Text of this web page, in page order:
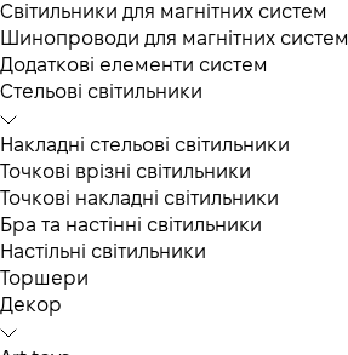
Світильники для магнітних систем
Шинопроводи для магнітних систем
Додаткові елементи систем
Cтельові світильники
Накладні стельові світильники
Точкові врізні світильники
Точкові накладні світильники
Бра та настінні світильники
Настільні світильники
Торшери
Декор